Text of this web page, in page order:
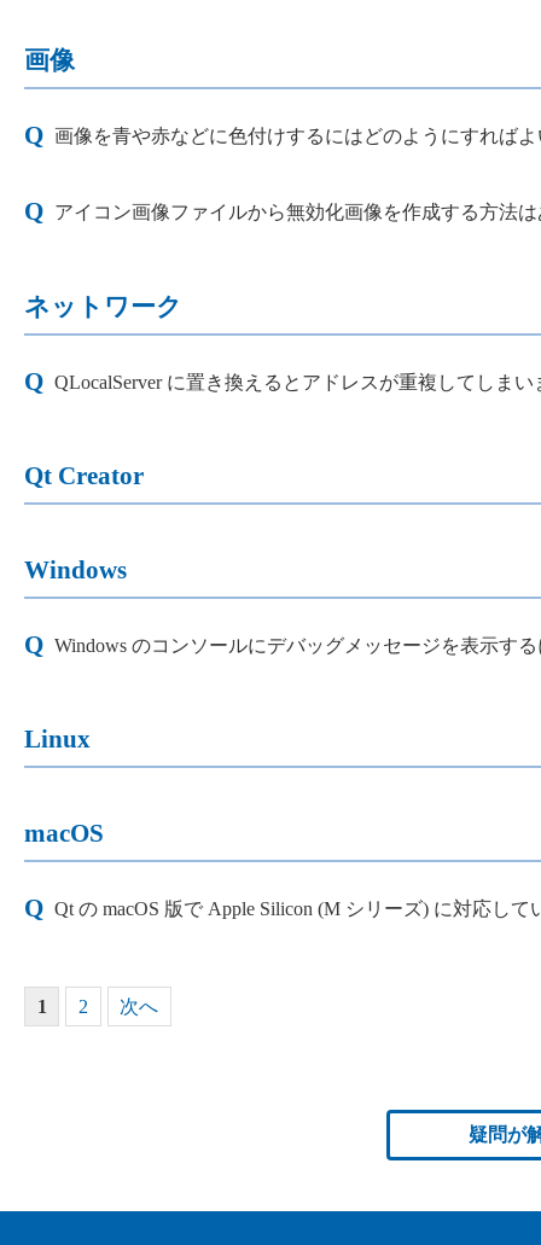
画像
画像を青や赤などに色付けするにはどのようにすれば
アイコン画像ファイルから無効化画像を作成する方法
ネットワーク
QLocalServer に置き換えるとアドレスが重複してしま
Qt Creator
Windows
Windows のコンソールにデバッグメッセージを表示す
Linux
macOS
Qt の macOS 版で Apple Silicon (M シリーズ) に対応し
1 2 次へ
疑問が